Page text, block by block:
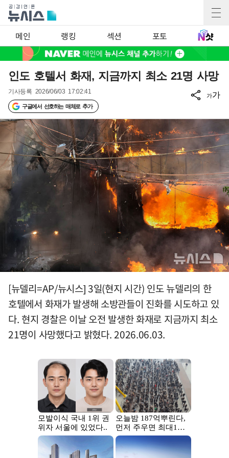
메인 랭킹 섹션 포토
인도 호텔서 화재, 지금까지 최소 21명 사망
기사등록 2026/06/03 17:02:41
구글에서 선호하는 매체로 추가
가가
[뉴델리=AP/뉴시스] 3일(현지 시간) 인도 뉴델리의 한
호텔에서 화재가 발생해 소방관들이 진화를 시도하고 있
다. 현지 경찰은 이날 오전 발생한 화재로 지금까지 최소
21명이 사망했다고 밝혔다. 2026.06.03.